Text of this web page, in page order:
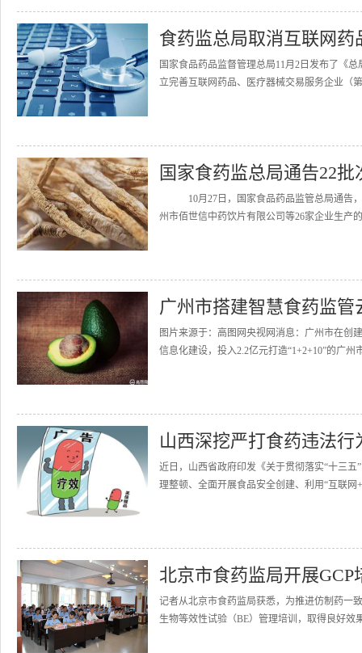
食药监总局取消互联网
国家食品药品监督管理总局11月2日发布了《
立完善互联网药品、医疗器械交易服务企业（
国家食药监总局通告22
10月27日，国家食品药品监管总局通告，
州市佰世信中药饮片有限公司等26家企业生产
广州市搭建智慧食药监管
图片来源于：高图网央视网消息：广州市在创
信息化建设，投入2.2亿元打造“1+2+10”的广
山西深挖严打食药违法行
近日，山西省政府印发《关于贯彻落实“十三
理整顿、全面开展食品安全创建、利用“互联
北京市食药监局开展
记者从北京市食药监局获悉，为推进仿制药一
生物等效性试验（BE）管理培训，取得良好效